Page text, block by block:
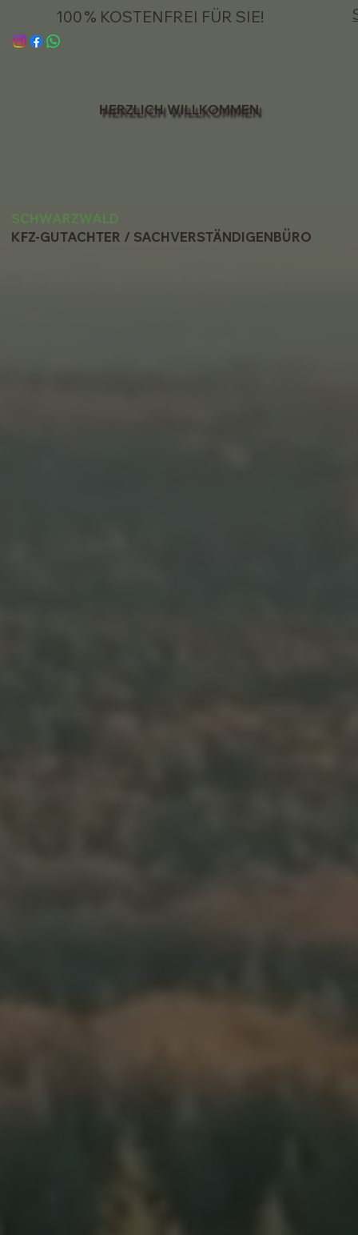
100 % KOSTENFREI FÜR SIE!
HERZLICH WILLKOMMEN
SCHWARZWALD
KFZ-GUTACHTER / SACHVERSTÄNDIGENBÜRO